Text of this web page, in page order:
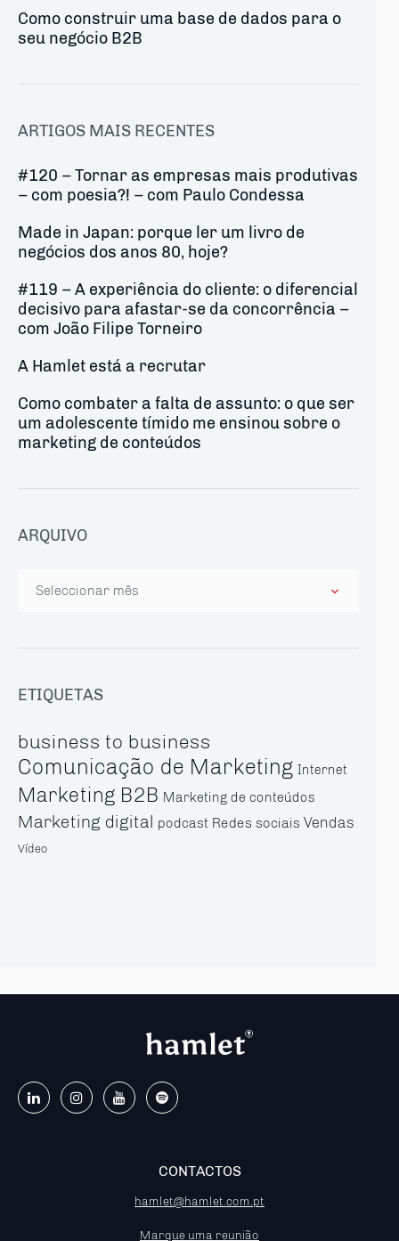
Como construir uma base de dados para o
seu negócio B2B
ARTIGOS MAIS RECENTES
#120 – Tornar as empresas mais produtivas
– com poesia?! – com Paulo Condessa
Made in Japan: porque ler um livro de
negócios dos anos 80, hoje?
#119 – A experiência do cliente: o diferencial
decisivo para afastar-se da concorrência –
com João Filipe Torneiro
A Hamlet está a recrutar
Como combater a falta de assunto: o que ser
um adolescente tímido me ensinou sobre o
marketing de conteúdos
ARQUIVO
ETIQUETAS
business to business
Comunicação de Marketing Internet
Marketing B2B Marketing de conteúdos
Marketing digital podcast Redes sociais Vendas
Vídeo
CONTACTOS
hamlet@hamlet.com.pt
Marque uma reunião